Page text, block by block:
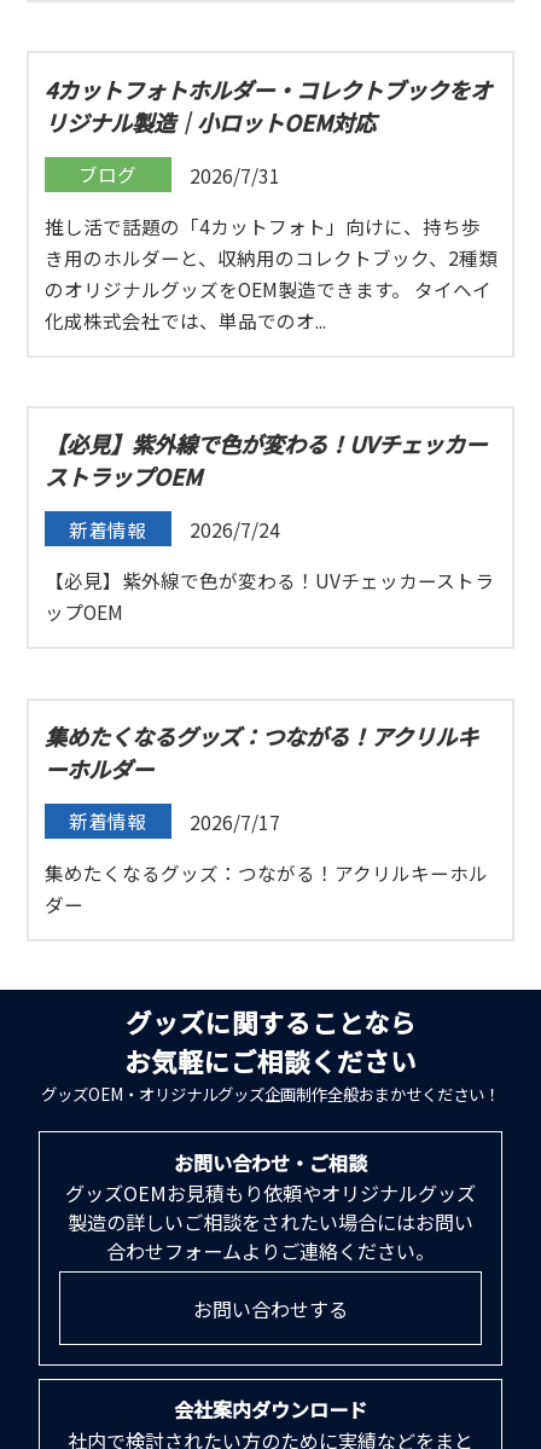
4カットフォトホルダー・コレクトブックをオ
リジナル製造｜小ロットOEM対応
ブログ
2026/7/31
推し活で話題の「4カットフォト」向けに、持ち歩
き用のホルダーと、収納用のコレクトブック、2種類
のオリジナルグッズをOEM製造できます。 タイヘイ
化成株式会社では、単品でのオ...
【必見】紫外線で色が変わる！UVチェッカー
ストラップOEM
新着情報
2026/7/24
【必見】紫外線で色が変わる！UVチェッカーストラ
ップOEM
集めたくなるグッズ：つながる！アクリルキ
ーホルダー
新着情報
2026/7/17
集めたくなるグッズ：つながる！アクリルキーホル
ダー
グッズに関することなら
お気軽にご相談ください
グッズOEM・オリジナルグッズ企画制作全般おまかせください！
お問い合わせ・ご相談
グッズOEMお見積もり依頼やオリジナルグッズ
製造の詳しいご相談をされたい場合にはお問い
合わせフォームよりご連絡ください。
お問い合わせする
会社案内ダウンロード
社内で検討されたい方のために実績などをまと